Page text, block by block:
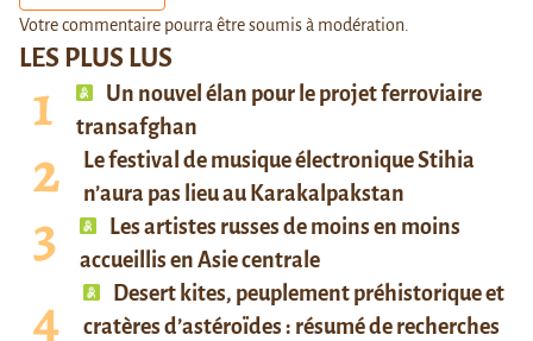
LES PLUS LUS
Un nouvel élan pour le projet ferroviaire
transafghan
Le festival de musique électronique Stihia
n’aura pas lieu au Karakalpakstan
Les artistes russes de moins en moins
accueillis en Asie centrale
Desert kites, peuplement préhistorique et
cratères d’astéroïdes : résumé de recherches
Votre commentaire pourra être soumis à modération.